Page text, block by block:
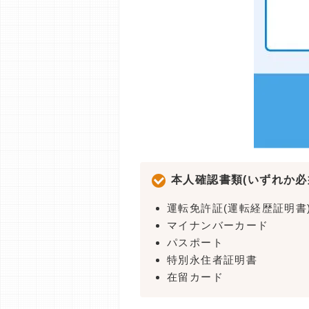
本人確認書類(いずれか
運転免許証(運転経歴証明
マイナンバーカード
パスポート
特別永住者証明書
在留カード